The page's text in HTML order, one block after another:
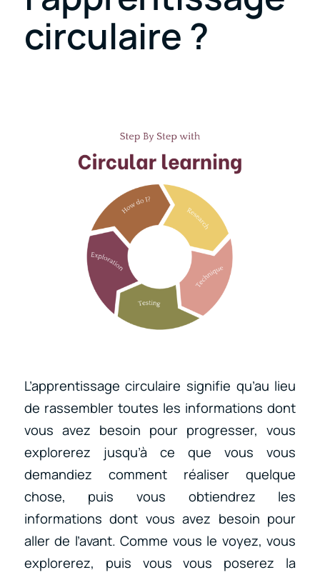
circulaire ?
L’apprentissage circulaire signifie qu’au lieu
de rassembler toutes les informations dont
vous avez besoin pour progresser, vous
explorerez jusqu’à ce que vous vous
demandiez comment réaliser quelque
chose, puis vous obtiendrez les
informations dont vous avez besoin pour
aller de l’avant. Comme vous le voyez, vous
explorerez, puis vous vous poserez la